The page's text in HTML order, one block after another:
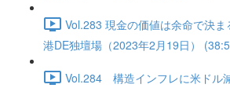
Vol.283 現金の価値は余命で決
港DE独壇場（2023年2月19日）
Vol.284 構造インフレに米ドル